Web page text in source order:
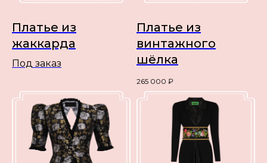
Платье из
жаккарда
Под заказ
Платье из
винтажного
шёлка
265 000 ₽